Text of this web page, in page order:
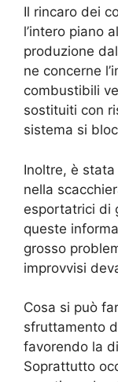
Il rincaro dei
l’intero piano
produzione
ne concerne
combustibili
sostituiti con
sistema si
Inoltre, è stata
nella
esportatrici di
queste
grosso
improvvisi
Cosa si può
sfruttamento
favorendo la
Soprattutto